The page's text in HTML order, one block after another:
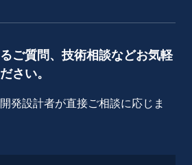
ご質問、技術相談などお気軽
さい。
発設計者が直接ご相談に応じま